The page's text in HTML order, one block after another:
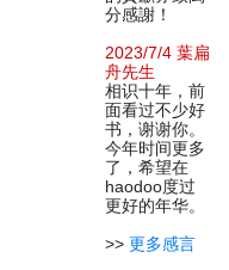
分感謝！
2023/7/4 葉扁
舟先生
相识十年，前
面看过不少好
书，谢谢你。
今年时间更多
了，希望在
haodoo度过
更好的年华。
>> 更多感言